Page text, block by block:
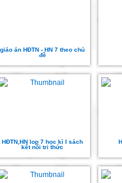
giáo án HĐTN - HN 7 theo chủ
đề
HĐTN,HN lop 7 học kì I sách
kết nối tri thức